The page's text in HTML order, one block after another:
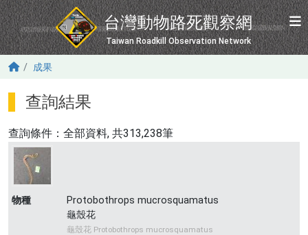
移至主內容
台灣動物路死觀察網
Taiwan Roadkill Observation Network
成果
查詢結果
查詢條件： 全部資料, 共313,238筆
物種
Protobothrops mucrosquamatus
龜殼花
龜殼花 Protobothrops mucrosquamatus